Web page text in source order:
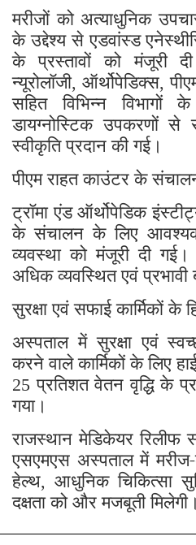
मरीजों को अत्याधुनिक
के उद्देश्य से एडवांस्ड
के प्रस्तावों को मंजूरी
न्यूरोलॉजी, ऑर्थोपेडिक्स,
सहित विभिन्न
डायग्नोस्टिक उपकरणों से
स्वीकृति प्रदान की गई।
पीएम राहत काउंटर के
ट्रॉमा एंड ऑर्थोपेडिक
के संचालन के लिए
व्यवस्था को मंजूरी दी
अधिक व्यवस्थित एवं प्रभावी
सुरक्षा एवं सफाई कार्मिकों के
अस्पताल में सुरक्षा एवं
करने वाले कार्मिकों के लिए
25प्रतिशत वेतन वृद्धि के
गया।
राजस्थान मेडिकेयर रिलीफ
एसएमएस अस्पताल में
हेल्थ, आधुनिक चिकित्सा
दक्षता को और मजबूती मिलेगी।